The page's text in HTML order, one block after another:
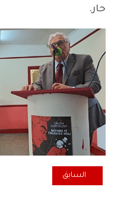
حار.
المقال السابق: الشيوعي
السابق